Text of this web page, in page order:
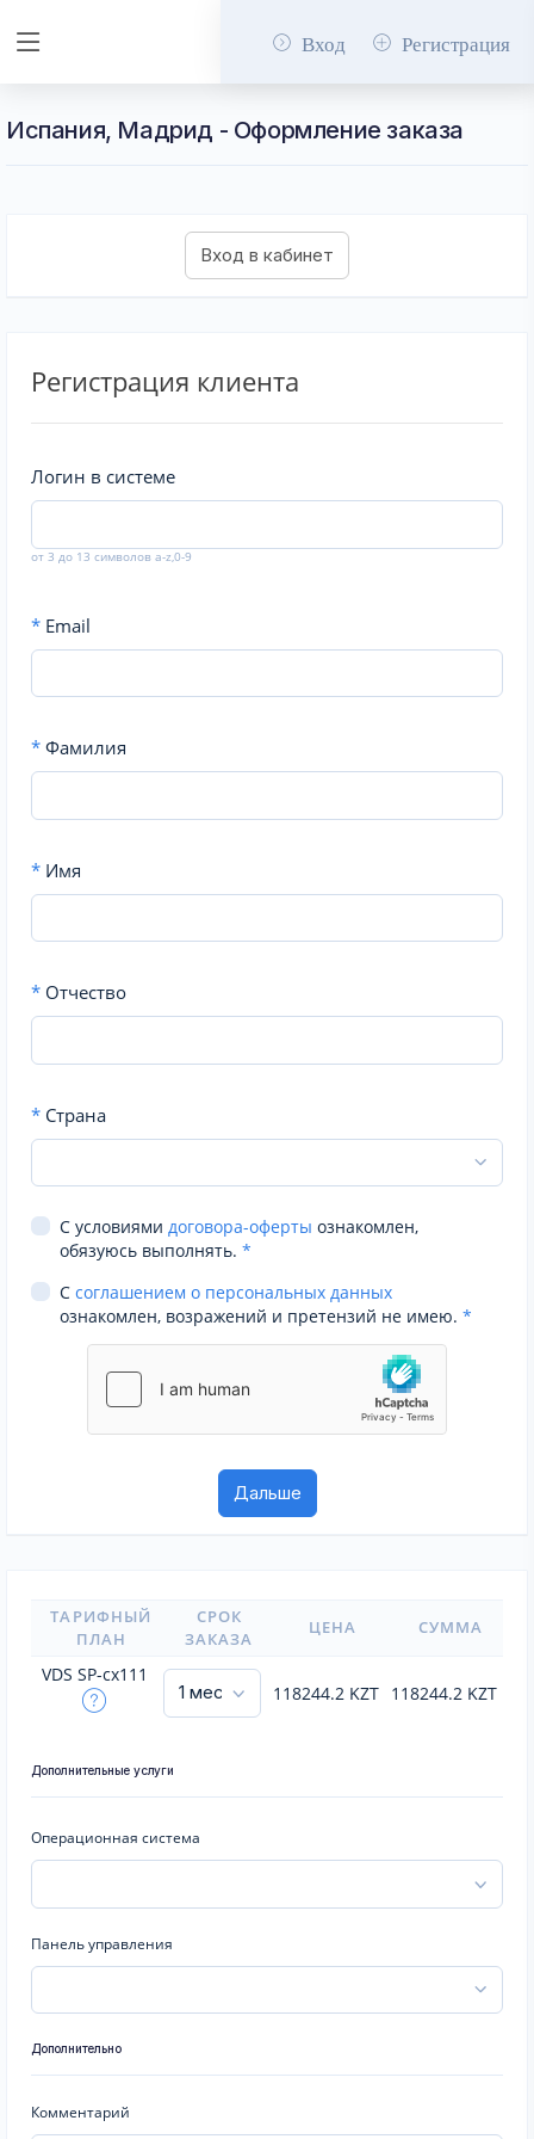
Вход Регистрация
Испания, Мадрид - Оформление заказа
Регистрация клиента
Логин в системе
от 3 до 13 символов a-z,0-9
* Email
* Фамилия
* Имя
* Отчество
* Страна
С условиями договора-оферты ознакомлен,
обязуюсь выполнять. *
С соглашением о персональных данных
ознакомлен, возражений и претензий не имею. *
ТАРИФНЫЙ
ПЛАН
СРОК
ЗАКАЗА
ЦЕНА СУММА
VDS SP-cx111
118244.2 KZT 118244.2 KZT
Дополнительные услуги
Операционная система
Панель управления
Дополнительно
Комментарий